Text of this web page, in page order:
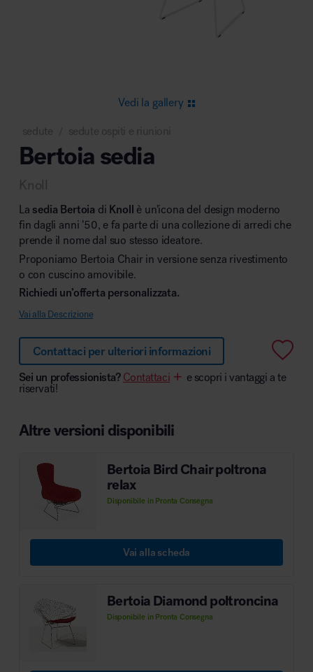
Area lounge e attesa
Area outdoor
Area hospitality
MillerKnoll
Vedi la gallery
sedute sedute ospiti e riunioni
Bertoia sedia
Knoll
La sedia Bertoia di Knoll è un’icona del design moderno
fin dagli anni ’50, e fa parte di una collezione di arredi che
prende il nome dal suo stesso ideatore.
Proponiamo Bertoia Chair in versione senza rivestimento
o con cuscino amovibile.
Richiedi un’offerta personalizzata.
Vai alla Descrizione
Contattaci per ulteriori informazioni
Sei un professionista? Contattaci
e scopri i vantaggi a te
riservati!
Altre versioni disponibili
Bertoia Bird Chair poltrona
relax
Disponibile in Pronta Consegna
Vai alla scheda
Bertoia Diamond poltroncina
Disponibile in Pronta Consegna